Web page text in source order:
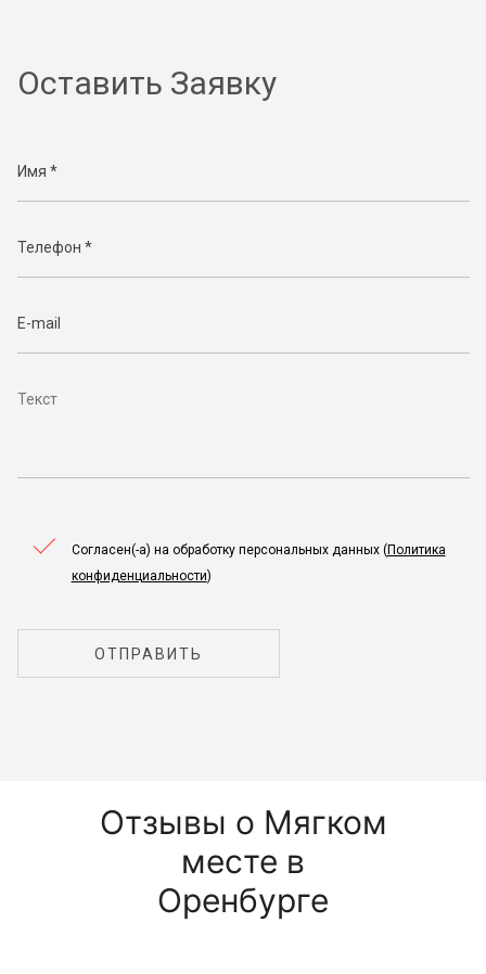
Оставить Заявку
Согласен(-а) на обработку персональных данных (Политика
конфиденциальности)
ОТПРАВИТЬ
Отзывы о Мягком
месте в
Оренбурге